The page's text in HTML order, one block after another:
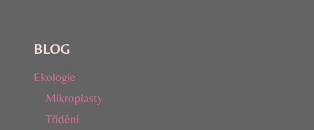
BLOG
Ekologie
Mikroplasty
Třídění